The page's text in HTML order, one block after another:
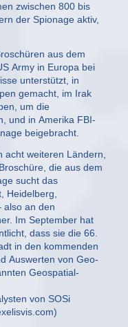
zwischen 800 bis
der Spionage aktiv,
aus dem
Army in Europa bei
unterstützt, in
gemacht, im Irak
um die
und in Amerika FBI-
beigebracht.
acht weiteren Ländern,
die aus dem
sucht das
Heidelberg,
also an den
Im September hat
dass sie die 66.
in den kommenden
Auswerten von Geo-
Geospatial-
von SOSi